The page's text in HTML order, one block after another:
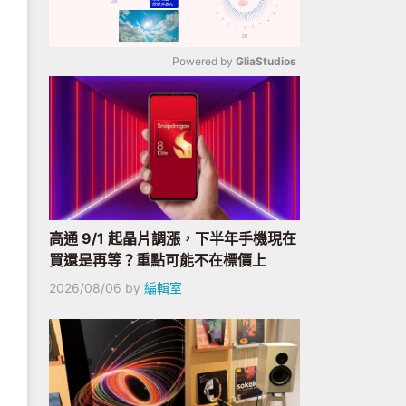
Mute
Powered by GliaStudios
高通 9/1 起晶片調漲，下半年手機現在
買還是再等？重點可能不在標價上
2026/08/06 by 編輯室